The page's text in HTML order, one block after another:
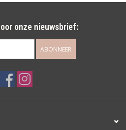
onze nieuwsbrief:
ABONNEER